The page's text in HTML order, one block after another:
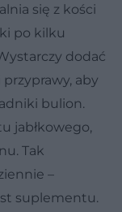
się z kości
po kilku
dodać
aby
bulion.
jabłkowego,
Tak
–
suplementu.